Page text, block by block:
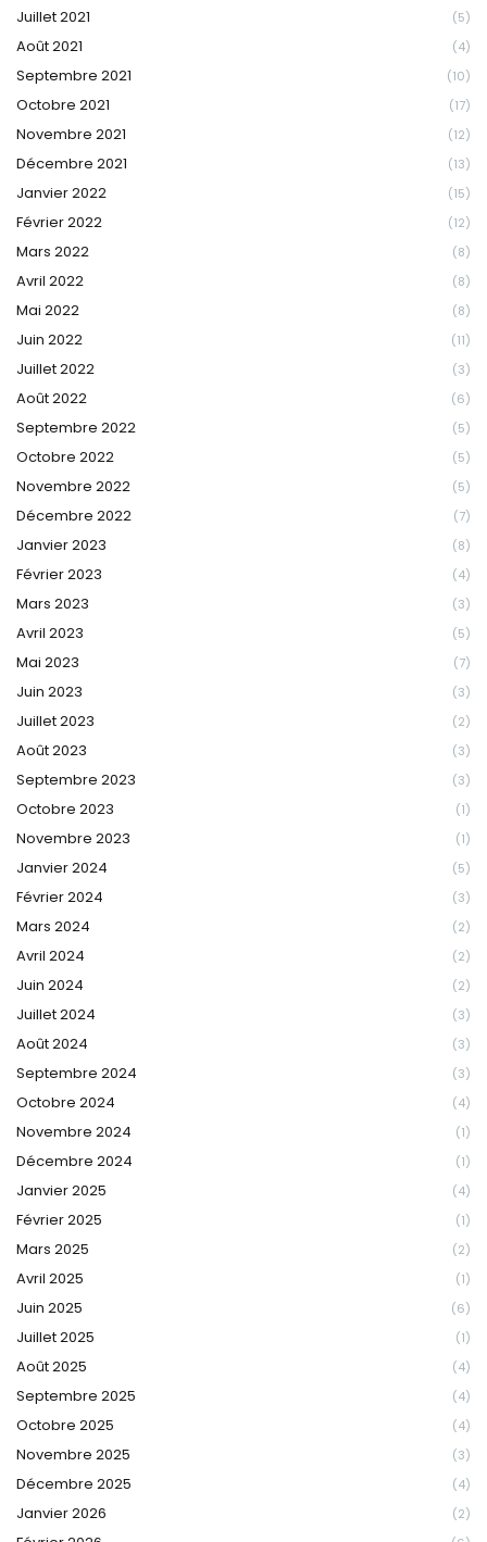
Juillet 2021 (5)
Août 2021 (4)
Septembre 2021 (10)
Octobre 2021 (17)
Novembre 2021 (12)
Décembre 2021 (13)
Janvier 2022 (15)
Février 2022 (12)
Mars 2022 (8)
Avril 2022 (8)
Mai 2022 (8)
Juin 2022 (11)
Juillet 2022 (3)
Août 2022 (6)
Septembre 2022 (5)
Octobre 2022 (5)
Novembre 2022 (5)
Décembre 2022 (7)
Janvier 2023 (8)
Février 2023 (4)
Mars 2023 (3)
Avril 2023 (5)
Mai 2023 (7)
Juin 2023 (3)
Juillet 2023 (2)
Août 2023 (3)
Septembre 2023 (3)
Octobre 2023 (1)
Novembre 2023 (1)
Janvier 2024 (5)
Février 2024 (3)
Mars 2024 (2)
Avril 2024 (2)
Juin 2024 (2)
Juillet 2024 (3)
Août 2024 (3)
Septembre 2024 (3)
Octobre 2024 (4)
Novembre 2024 (1)
Décembre 2024 (1)
Janvier 2025 (4)
Février 2025 (1)
Mars 2025 (2)
Avril 2025 (1)
Juin 2025 (6)
Juillet 2025 (1)
Août 2025 (4)
Septembre 2025 (4)
Octobre 2025 (4)
Novembre 2025 (3)
Décembre 2025 (4)
Janvier 2026 (2)